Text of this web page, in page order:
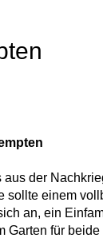
der
sollte einem
an, ein
Garten für